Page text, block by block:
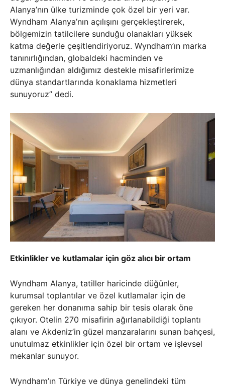
Alanya’nın ülke turizminde çok özel bir yeri var.
Wyndham Alanya’nın açılışını gerçekleştirerek,
bölgemizin tatilcilere sunduğu olanakları yüksek
katma değerle çeşitlendiriyoruz. Wyndham’ın marka
tanınırlığından, globaldeki hacminden ve
uzmanlığından aldığımız destekle misafirlerimize
dünya standartlarında konaklama hizmetleri
sunuyoruz” dedi.
Etkinlikler ve kutlamalar için göz alıcı bir ortam
Wyndham Alanya, tatiller haricinde düğünler,
kurumsal toplantılar ve özel kutlamalar için de
gereken her donanıma sahip bir tesis olarak öne
çıkıyor. Otelin 270 misafirin ağırlanabildiği toplantı
alanı ve Akdeniz’in güzel manzaralarını sunan bahçesi,
unutulmaz etkinlikler için özel bir ortam ve işlevsel
mekanlar sunuyor.
Wyndham’ın Türkiye ve dünya genelindeki tüm